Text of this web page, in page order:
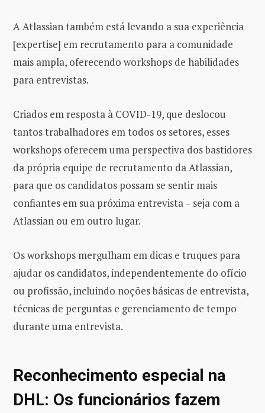
A Atlassian também está levando a sua experiência
[expertise] em recrutamento para a comunidade
mais ampla, oferecendo workshops de habilidades
para entrevistas.
Criados em resposta à COVID-19, que deslocou
tantos trabalhadores em todos os setores, esses
workshops oferecem uma perspectiva dos bastidores
da própria equipe de recrutamento da Atlassian,
para que os candidatos possam se sentir mais
confiantes em sua próxima entrevista – seja com a
Atlassian ou em outro lugar.
Os workshops mergulham em dicas e truques para
ajudar os candidatos, independentemente do ofício
ou profissão, incluindo noções básicas de entrevista,
técnicas de perguntas e gerenciamento de tempo
durante uma entrevista.
Reconhecimento especial na
DHL: Os funcionários fazem